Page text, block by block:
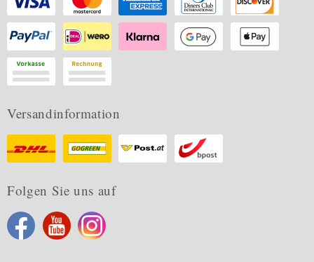
Versandinformation
Folgen Sie uns auf